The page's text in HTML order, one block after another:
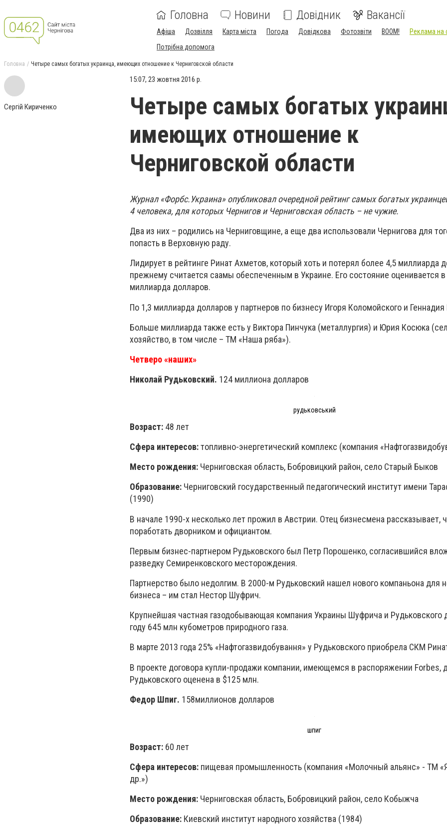
Головна Новини Довідник Вакансії
Афіша Дозвілля Карта міста Погода Довідкова Фотозвіти BOOM! Реклама на
Потрібна допомога
Головна Четыре самых богатых украинца, имеющих отношение к Черниговской области
Сергій Кириченко
15:07, 23 жовтня 2016 р.
Четыре самых богатых
имеющих отношение к
Черниговской области
Журнал «Форбс.Украина» опубликовал очередной рейтинг самых богатых
4 человека, для которых Чернигов и Черниговская область – не чужие.
Два из них – родились на Черниговщине, а еще два использовали Чернигова для
попасть в Верховную раду.
Лидирует в рейтинге Ринат Ахметов, который хоть и потерял более 4,5 миллиарда
прежнему считается саамы обеспеченным в Украине. Его состояние оценивается в
миллиарда долларов.
По 1,3 миллиарда долларов у партнеров по бизнесу Игоря Коломойского и
Больше миллиарда также есть у Виктора Пинчука (металлургия) и Юрия Косюка
хозяйство, в том числе – ТМ «Наша ряба»).
Четверо «наших»
Николай Рудьковский. 124 миллиона долларов
рудьковський
Возраст: 48 лет
Сфера интересов:топливно-энергетический комплекс (компания
Место рождения: Черниговская область, Бобровицкий район, село Старый Быков
Образование: Черниговский государственный педагогический институт имени
(1990)
В начале 1990-х несколько лет прожил в Австрии. Отец бизнесмена рассказывает,
поработать дворником и официантом.
Первым бизнес-партнером Рудьковского был Петр Порошенко, согласившийся
разведку Семиренковского месторождения.
Партнерство было недолгим. В 2000-м Рудьковский нашел нового компаньона для
бизнеса – им стал Нестор Шуфрич.
Крупнейшая частная газодобывающая компания Украины Шуфрича и Рудьковского
году 645 млн кубометров природного газа.
В марте 2013 года 25% «Нафтогазвидобування» у Рудьковского приобрела СКМ
В проекте договора купли-продажи компании, имеющемся в распоряжении Forbes,
Рудьковского оценена в $125 млн.
Федор Шпиг. 158миллионов долларов
шпиг
Возраст: 60 лет
Сфера интересов: пищевая промышленность (компания «Молочный альянс» - ТМ
др.»)
Место рождения: Черниговская область, Бобровицкий район, село Кобыжча
Образование: Киевский институт народного хозяйства (1984)